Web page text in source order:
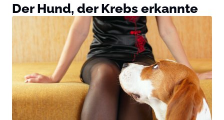
Der Hund, der Krebs erkannte